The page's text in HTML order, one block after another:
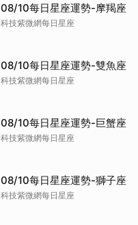
08/10每日星座運勢-摩羯座
科技紫微網每日星座
08/10每日星座運勢-雙魚座
科技紫微網每日星座
08/10每日星座運勢-巨蟹座
科技紫微網每日星座
08/10每日星座運勢-獅子座
科技紫微網每日星座